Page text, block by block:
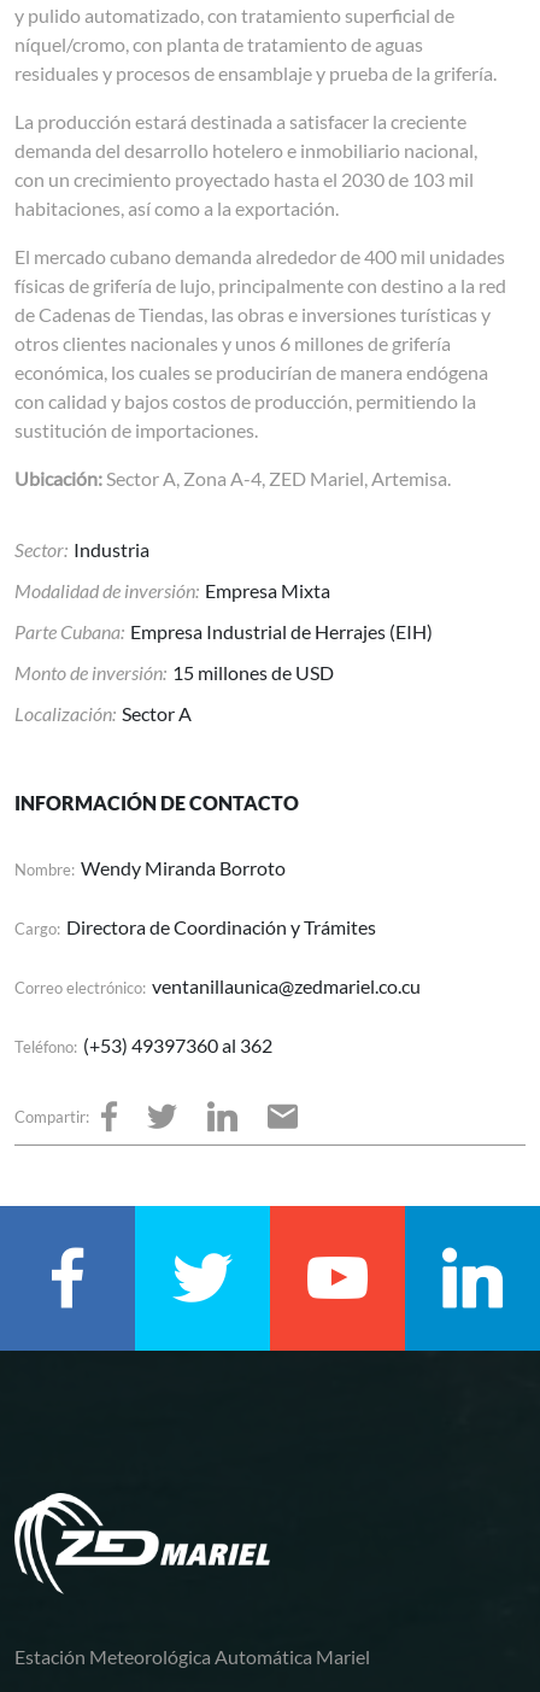
y pulido automatizado, con tratamiento superficial de
níquel/cromo, con planta de tratamiento de aguas
residuales y procesos de ensamblaje y prueba de la grifería.
La producción estará destinada a satisfacer la creciente
demanda del desarrollo hotelero e inmobiliario nacional,
con un crecimiento proyectado hasta el 2030 de 103 mil
habitaciones, así como a la exportación.
El mercado cubano demanda alrededor de 400 mil unidades
físicas de grifería de lujo, principalmente con destino a la red
de Cadenas de Tiendas, las obras e inversiones turísticas y
otros clientes nacionales y unos 6 millones de grifería
económica, los cuales se producirían de manera endógena
con calidad y bajos costos de producción, permitiendo la
sustitución de importaciones.
Ubicación: Sector A, Zona A-4, ZED Mariel, Artemisa.
Sector: Industria
Modalidad de inversión: Empresa Mixta
Parte Cubana: Empresa Industrial de Herrajes (EIH)
Monto de inversión: 15 millones de USD
Localización: Sector A
INFORMACIÓN DE CONTACTO
Nombre: Wendy Miranda Borroto
Cargo: Directora de Coordinación y Trámites
Correo electrónico: ventanillaunica@zedmariel.co.cu
Teléfono: (+53) 49397360 al 362
Compartir:
Estación Meteorológica Automática Mariel